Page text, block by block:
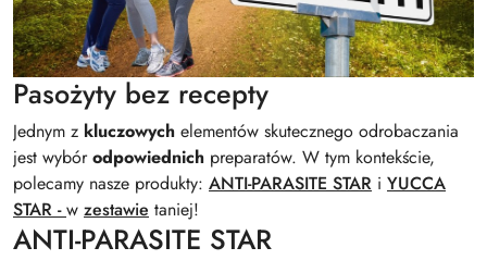
Pasożyty bez recepty
Jednym z kluczowych elementów skutecznego odrobaczania
jest wybórodpowiednich preparatów. W tym kontekście,
polecamy nasze produkty: ANTI-PARASITE STAR i YUCCA
STAR -w zestawie taniej!
ANTI-PARASITE STAR